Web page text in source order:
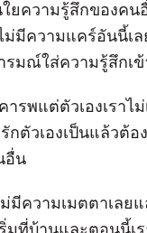
ยความรู้สึกของค
ม่มีความแคร์อันนี้
ารมณ์ใส่ความรู้สึก
ารพแต่ตัวเองเรา
รักตัวเองเป็นแล้วต้
อื่น
ความเมตตาเลย
บ้านและตอนนี้เรา